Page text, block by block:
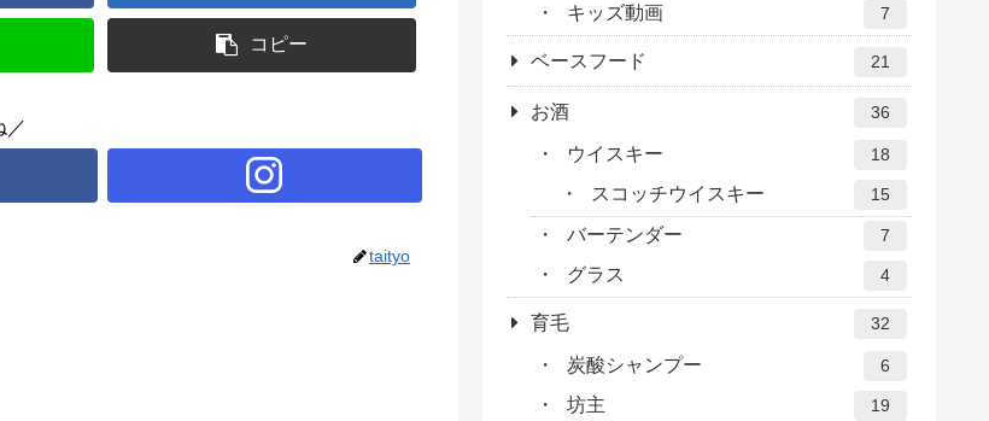
コピー
／
taityo
キッズ動画 7
ベースフード 21
お酒 36
ウイスキー 18
スコッチウイスキー 15
バーテンダー 7
グラス 4
育毛 32
炭酸シャンプー 6
坊主 19